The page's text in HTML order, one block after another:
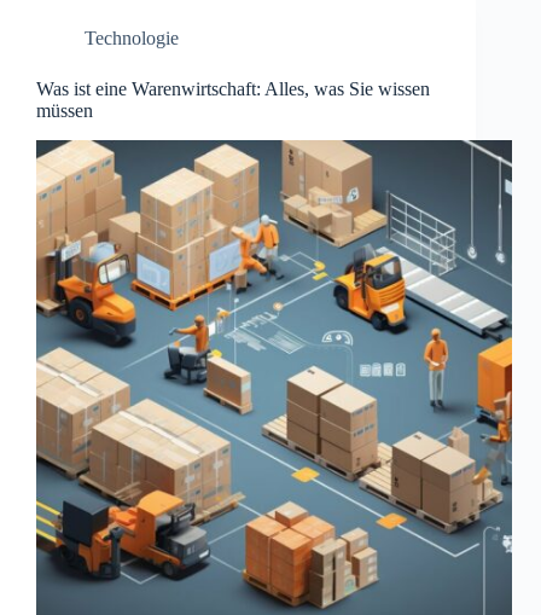
Technologie
Was ist eine Warenwirtschaft: Alles, was Sie wissen
müssen